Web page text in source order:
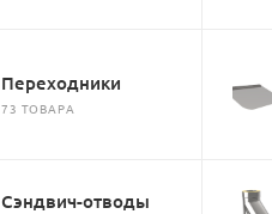
Переходники
73 ТОВАРА
Сэндвич-отводы